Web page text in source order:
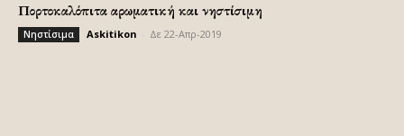
Πορτοκαλόπιτα αρωματική και νηστίσιμη
Νηστίσιμα Askitikon Δε 22-Απρ-2019